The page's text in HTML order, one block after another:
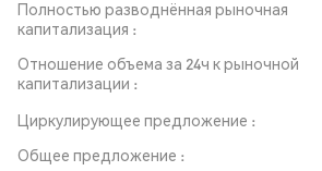
Полностью разводнённая рыночная
капитализация
Отношение объема за 24ч к рыночной
капитализации
Циркулирующее предложение
Общее предложение